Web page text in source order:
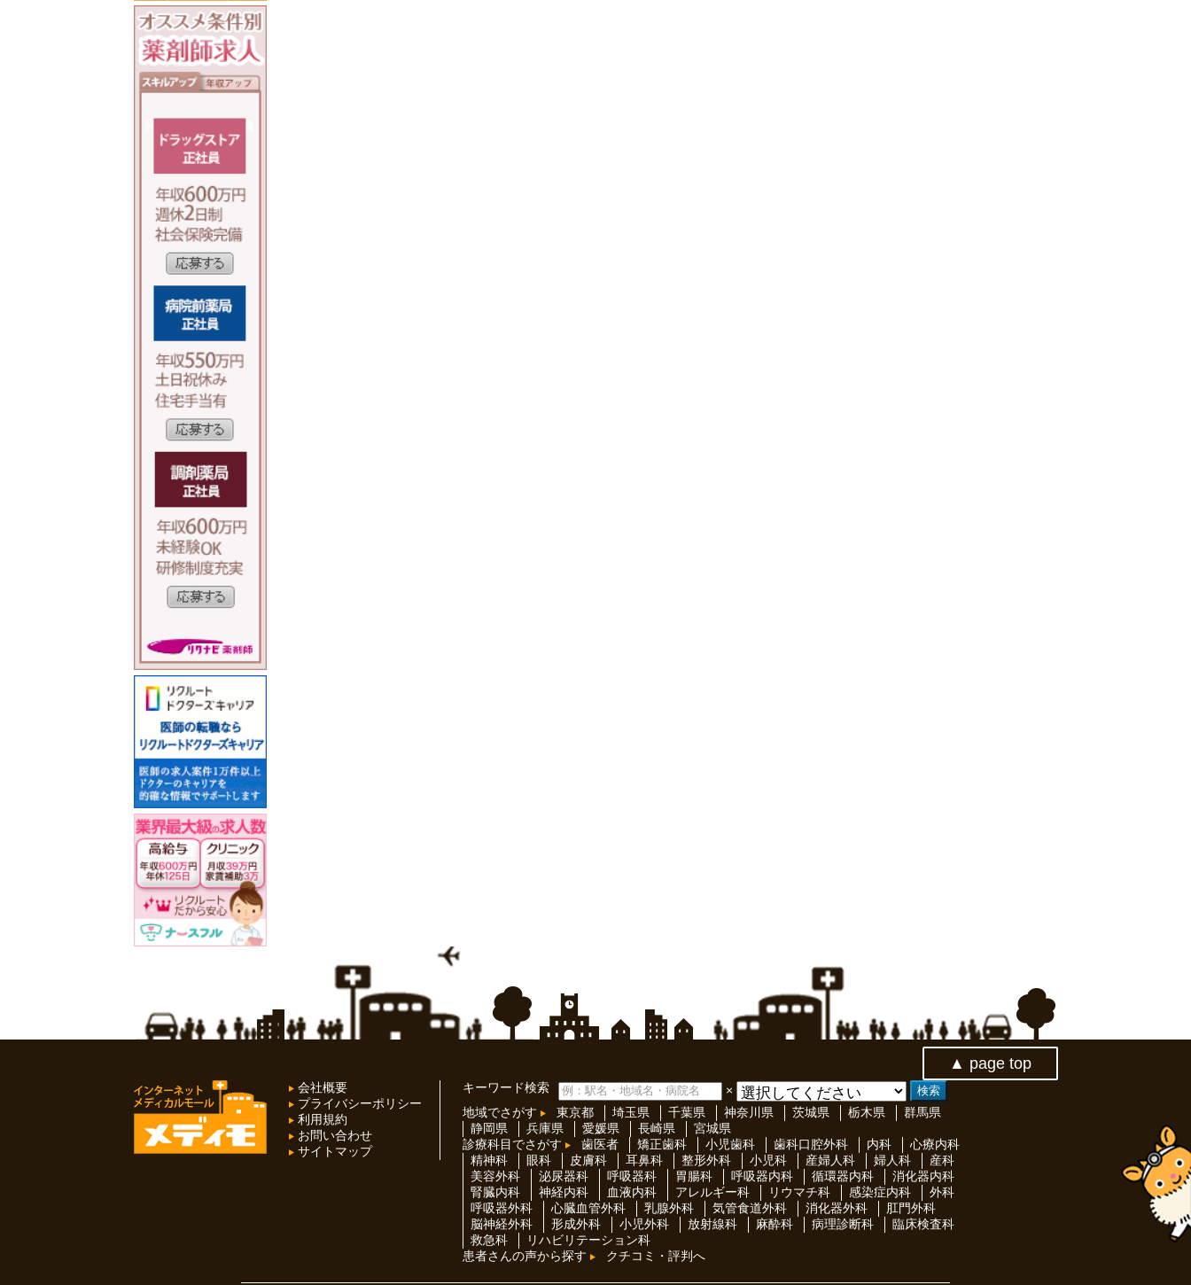
▲ page top
会社概要
プライバシーポリシー
利用規約
お問い合わせ
サイトマップ
キーワード検索
×
地域でさがす
東京都 埼玉県 千葉県 神奈川県 茨城県 栃木県
群馬県
静岡県
兵庫県 愛媛県 長崎県
宮城県
診療科目でさがす
歯医者 矯正歯科 小児歯科 歯科口腔外科 内科
心療内科
精神科
眼科 皮膚科 耳鼻科 整形外科 小児科 産婦人科 婦人科
産科
美容外科
泌尿器科 呼吸器科 胃腸科 呼吸器内科 循環器内科
消化器内科
腎臓内科
神経内科 血液内科 アレルギー科 リウマチ科 感染症内科
外科
呼吸器外科
心臓血管外科 乳腺外科 気管食道外科 消化器外科
肛門外科
脳神経外科
形成外科 小児外科 放射線科 麻酔科 病理診断科
臨床検査科
救急科
リハビリテーション科
患者さんの声から探す
クチコミ・評判へ